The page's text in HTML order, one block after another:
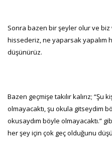
Sonra bazen bir şeyler olur ve
hissederiz, ne yaparsak yapalım
düşünürüz.
Bazen geçmişe takılır kalırız;
olmayacaktı, şu okula gitseydim
okusaydım böyle olmayacaktı.”
her şey için çok geç olduğunu